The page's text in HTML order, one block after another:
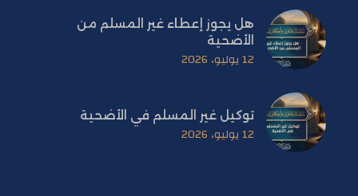
هل يجوز إعطاء غير المسلم من
الأضحية
12 يوليو، 2026
توكيل غير المسلم في الأضحية
12 يوليو، 2026